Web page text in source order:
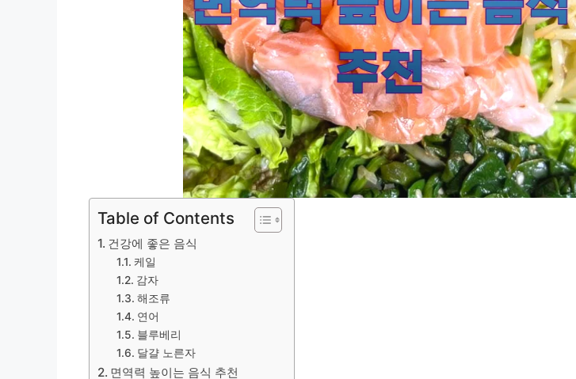
Table of Contents
건강에 좋은 음식
케일
감자
해조류
연어
블루베리
달걀 노른자
면역력 높이는 음식 추천